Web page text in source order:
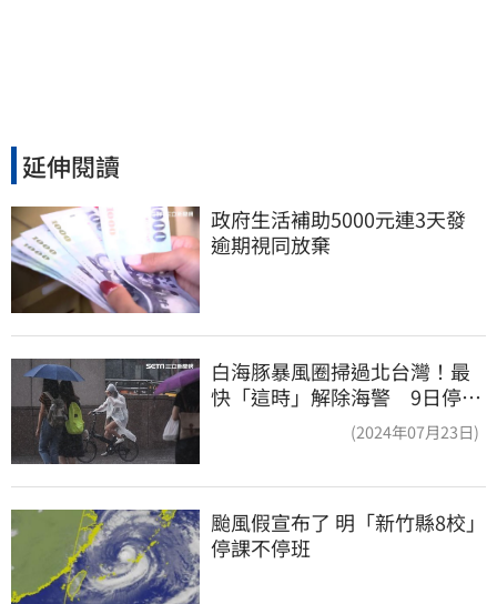
延伸閱讀
政府生活補助5000元連3天發
逾期視同放棄
白海豚暴風圈掃過北台灣！最
快「這時」解除海警 9日停班
(2024年07月23日)
颱風假宣布了 明「新竹縣8校」
停課不停班